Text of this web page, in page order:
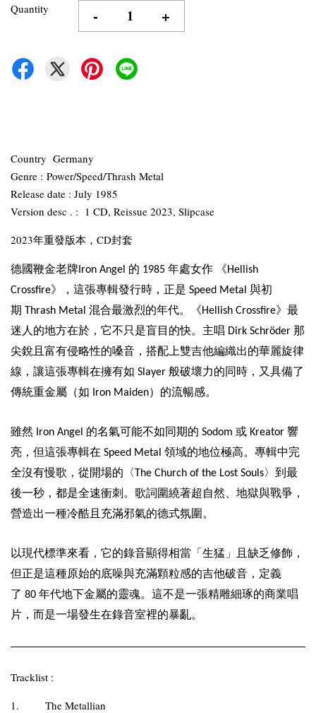
Quantity - +
Country Germany
Genre : Power/Speed/Thrash Metal
Release date : July 1985
Version desc . : 1 CD, Reissue 2023, Slipcase
2023年重發版本，CD封套
德國鞭金老牌 Iron Angel 的 1985 年處女作 《Hellish
Crossfire》，這張專輯發行時，正是 Speed Metal 與初
期 Thrash Metal 混合最激烈的年代。《Hellish Crossfire》最
迷人的地方在於，它不只是盲目的快。主唱 Dirk Schröder 那
尖銳且富有侵略性的嗓音，搭配上雙吉他編織出的華麗旋律
線，讓這張專輯在擁有如 Slayer 般破壞力的同時，又具備了
傳統重金屬（如 Iron Maiden）的流暢感。
雖然 Iron Angel 的名氣可能不如同期的 Sodom 或 Kreator 響
亮，但這張專輯在 Speed Metal 領域的地位極高。專輯中完
全沒有慢歌，從開場的〈The Church of the Lost Souls〉到最
後一秒，都是全速衝刺。歌詞圍繞著超自然、地獄與戰爭，
營造出一種冷酷且充滿邪氣的德式氛圍。
以現代標準來看，它的錄音顯得相當「生猛」且缺乏修飾，
但正是這種原始的底噪與充滿顆粒感的吉他破音，定義
了 80 年代地下金屬的靈魂。這不是一張精雕細琢的商業唱
片，而是一場發生在錄音室裡的暴亂。
Tracklist :
1.
The Metallian